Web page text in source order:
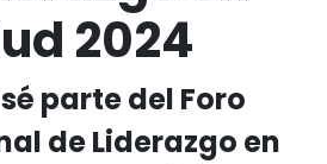
2024
parte del Foro
de Liderazgo en